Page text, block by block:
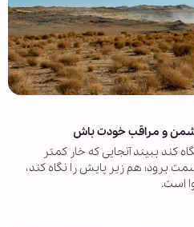
و مراقب خودت باش
کند ببیند آنجایی که خار کمتر
برود؛ هم زیر پایش را نگاه کند،
است.